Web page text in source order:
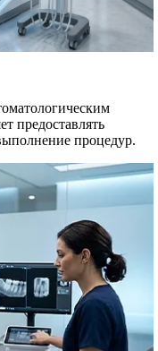
предоставлять
процедур.